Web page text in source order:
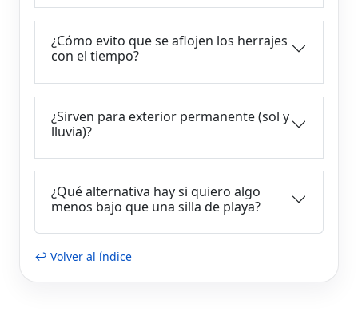
¿Cómo evito que se aflojen los herrajes
con el tiempo?
¿Sirven para exterior permanente (sol y
lluvia)?
¿Qué alternativa hay si quiero algo
menos bajo que una silla de playa?
↩ Volver al índice